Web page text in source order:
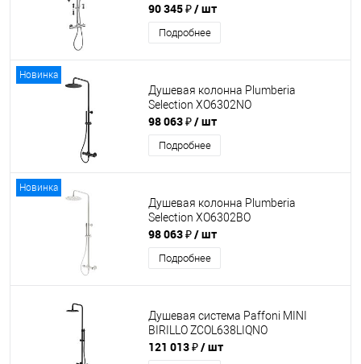
90 345 ₽/ шт
Подробнее
Новинка
Душевая колонна Plumberia
Selection XO6302NO
98 063 ₽/ шт
Подробнее
Новинка
Душевая колонна Plumberia
Selection XO6302BO
98 063 ₽/ шт
Подробнее
Душевая система Paffoni MINI
BIRILLO ZCOL638LIQNO
121 013 ₽/ шт